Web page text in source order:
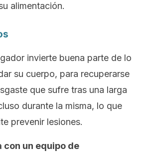
alimentación.
invierte buena parte de lo
su cuerpo, para recuperarse
que sufre tras una larga
durante la misma, lo que
prevenir lesiones.
con un equipo de